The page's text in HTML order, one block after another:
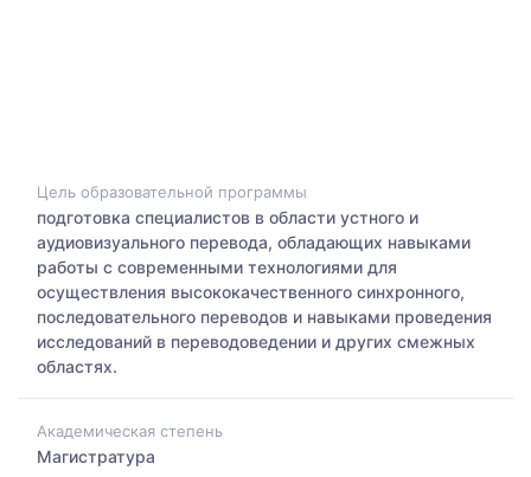
Цель образовательной программы
подготовка специалистов в области устного и
аудиовизуального перевода, обладающих навыками
работы с современными технологиями для
осуществления высококачественного синхронного,
последовательного переводов и навыками проведения
исследований в переводоведении и других смежных
областях.
Академическая степень
Магистратура